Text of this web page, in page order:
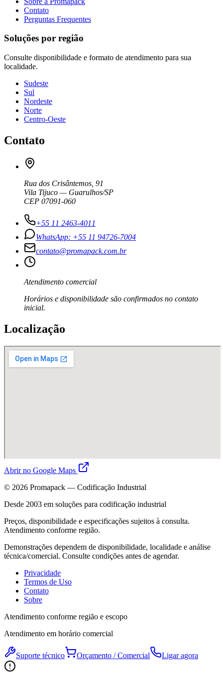
Contato
Perguntas Frequentes
Soluções por região
Consulte disponibilidade e formato de atendimento para sua
localidade.
Sudeste
Sul
Nordeste
Norte
Centro-Oeste
Contato
Rua dos Crisântemos, 91
Vila Tijuco — Guarulhos/SP
CEP 07091-060
+55 11 2463-4011
WhatsApp: +55 11 94726-7004
contato@promapack.com.br
Atendimento comercial
Horários e disponibilidade são confirmados no contato
inicial.
Localização
Abrir no Google Maps
© 2026 Promapack — Codificação Industrial
Desde 2003 em soluções para codificação industrial
Preços, disponibilidade e especificações sujeitos à consulta.
Atendimento conforme região.
Demonstrações dependem de disponibilidade, localidade e análise
técnica/comercial. Consulte condições antes de agendar.
Privacidade
Termos de Uso
Contato
Sobre
Atendimento conforme região e escopo
Atendimento em horário comercial
Suporte técnico Orçamento / Comercial Ligar agora